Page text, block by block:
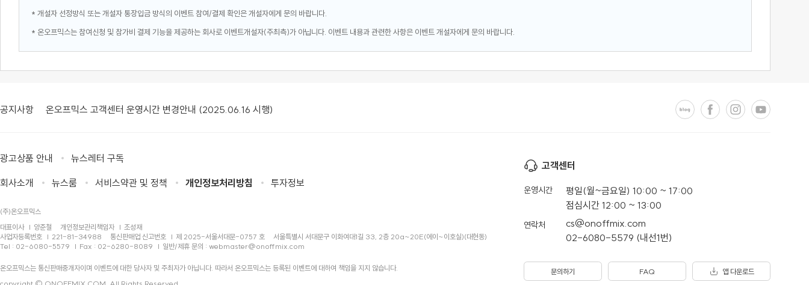
* 개설자 선정방식 또는 개설자 통장입금 방식의 이벤트 참여/결제 확인은 개설자에게 문의 바랍니다.
* 온오프믹스는 참여신청 및 참가비 결제 기능을 제공하는 회사로 이벤트개설자(주최측)가 아닙니다. 이벤트 내용과 관련한 사항은 이벤트 개설자에게 문의 바랍니다.
공지사항 온오프믹스 고객센터 운영시간 변경안내 (2025.06.16 시행)
광고상품 안내 뉴스레터 구독
회사소개 뉴스룸 서비스약관 및 정책 개인정보처리방침 투자정보
(주)온오프믹스
대표이사
양준철 개인정보관리책임자
조성재
사업자등록번호
221-81-34988 통신판매업 신고번호 제 2025-서울서대문-0757 호
서울특별시 서대문구 이화여대1길 33, 2층 20a~20E(에이~이호실)(대현동)
Tel : 02-6080-5579
Fax : 02-6280-8089 일반/제휴 문의 : webmaster@onoffmix.com
온오프믹스는 통신판매중개자이며 이벤트에 대한 당사자 및 주최자가 아닙니다. 따라서 온오프믹스는 등록된 이벤트에 대하여 책임을 지지 않습니다.
고객센터
운영시간
평일(월~금요일) 10:00 ~ 17:00
점심시간 12:00 ~ 13:00
연락처
cs@onoffmix.com
02-6080-5579 (내선1번)
문의하기 FAQ 앱 다운로드